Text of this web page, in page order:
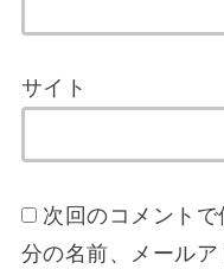
サイト
次回のコメント
分の名前、メールア